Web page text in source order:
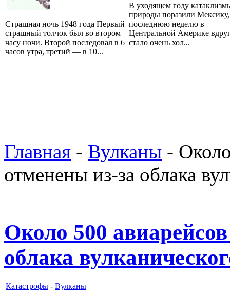
Страшная ночь 1948 года Первый
страшный толчок был во втором
часу ночи. Второй последовал в 6
часов утра, третий — в 10...
В уходящем году
природы поразили Мексику,
последнюю неделю в
Центральной Америке
стало очень хол...
Главная - Вулканы -
отменены из-за облака
Около 500
облака
Катастрофы - Вулканы